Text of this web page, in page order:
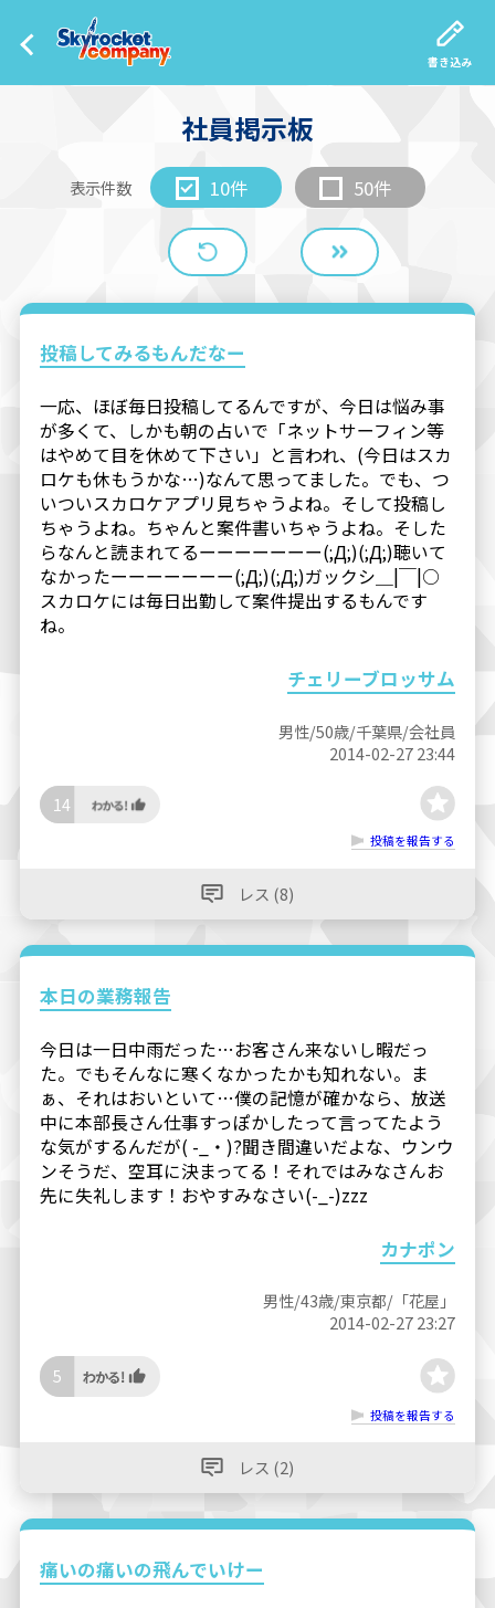
書き込み
社員掲示板
表示件数 10件 50件
投稿してみるもんだなー
一応、ほぼ毎日投稿してるんですが、今日は悩み事
が多くて、しかも朝の占いで「ネットサーフィン等
はやめて目を休めて下さい」と言われ、(今日はスカ
ロケも休もうかな…)なんて思ってました。でも、つ
いついスカロケアプリ見ちゃうよね。そして投稿し
ちゃうよね。ちゃんと案件書いちゃうよね。そした
らなんと読まれてるーーーーーーー(;Д;)(;Д;)聴いて
なかったーーーーーーー(;Д;)(;Д;)ガックシ＿|￣|○
スカロケには毎日出勤して案件提出するもんです
ね。
チェリーブロッサム
男性/50歳/千葉県/会社員
2014-02-27 23:44
14
投稿を報告する
レス (8)
本日の業務報告
今日は一日中雨だった…お客さん来ないし暇だっ
た。でもそんなに寒くなかったかも知れない。ま
ぁ、それはおいといて…僕の記憶が確かなら、放送
中に本部長さん仕事すっぽかしたって言ってたよう
な気がするんだが( -_・)?聞き間違いだよな、ウンウ
ンそうだ、空耳に決まってる！それではみなさんお
先に失礼します！おやすみなさい(-_-)zzz
カナポン
男性/43歳/東京都/「花屋」
2014-02-27 23:27
5
投稿を報告する
レス (2)
痛いの痛いの飛んでいけー